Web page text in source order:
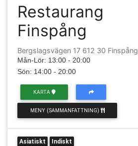
Restaurang
Finspång
Bergslagsvägen 17 612 30 Finspång
Mån-Lör: 13:00 - 20:00
Sön: 14:00 - 20:00
KARTA
MENY (SAMMANFATTNING)
Asiatiskt Indiskt